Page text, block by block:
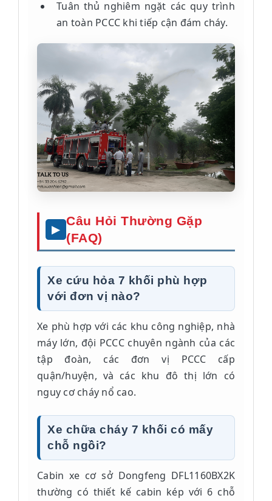
Tuân thủ nghiêm ngặt các quy trình
an toàn PCCC khi tiếp cận đám cháy.
Câu Hỏi Thường Gặp
(FAQ)
Xe cứu hỏa 7 khối phù hợp
với đơn vị nào?
Xe phù hợp với các khu công nghiệp, nhà
máy lớn, đội PCCC chuyên ngành của các
tập đoàn, các đơn vị PCCC cấp
quận/huyện, và các khu đô thị lớn có
nguy cơ cháy nổ cao.
Xe chữa cháy 7 khối có mấy
chỗ ngồi?
Cabin xe cơ sở Dongfeng DFL1160BX2K
thường có thiết kế cabin kép với 6 chỗ